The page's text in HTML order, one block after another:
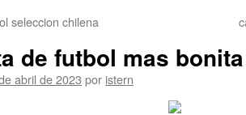
seleccion chilena
de futbol mas
abril de 2023 por istern